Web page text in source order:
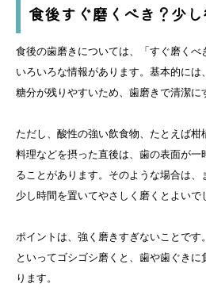
食後すぐ磨くべき？少
食後の歯磨きについては、「すぐ磨くべ
いろいろな情報があります。基本的に
糖分が残りやすいため、歯磨きで清潔に
ただし、酸性の強い飲食物、たとえば
料理などを摂った直後は、歯の表面が
ることがあります。そのような場合は、
少し時間を置いてやさしく磨くとよいで
ポイントは、強く磨きすぎないことです
といってゴシゴシ磨くと、歯や歯ぐき
ります。